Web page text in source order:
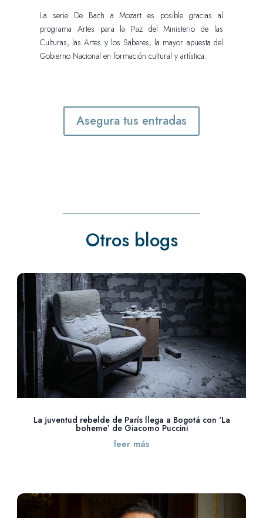
La serie De Bach a Mozart es posible gracias al
programa Artes para la Paz del Ministerio de las
Culturas, las Artes y los Saberes, la mayor apuesta del
Gobierno Nacional en formación cultural y artística.
Asegura tus entradas
Otros blogs
La juventud rebelde de París llega a Bogotá con ‘La
boheme’ de Giacomo Puccini
leer más